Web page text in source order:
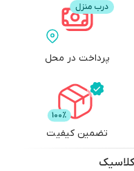
پرداخت در محل
تضمین کیفیت